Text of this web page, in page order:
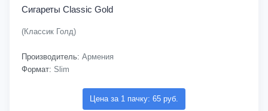
Сигареты Classic Gold
(Классик Голд)
Производитель: Армения
Формат: Slim
Цена за 1 пачку: 65 руб.